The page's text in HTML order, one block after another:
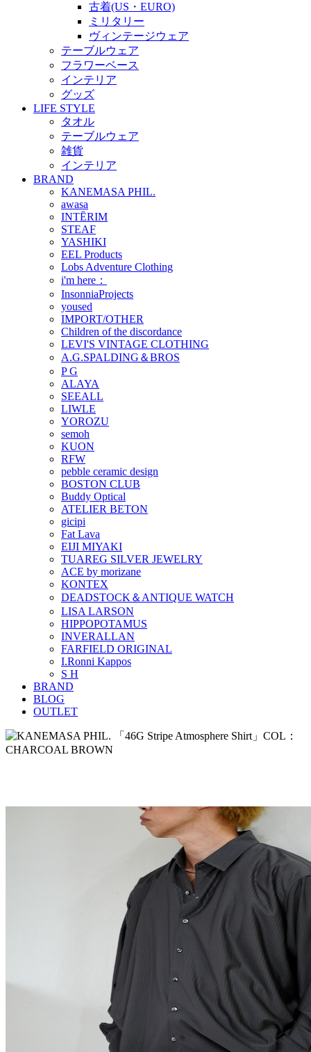
古着(US・EURO)
ミリタリー
ヴィンテージウェア
テーブルウェア
フラワーベース
インテリア
グッズ
LIFE STYLE
タオル
テーブルウェア
雑貨
インテリア
BRAND
KANEMASA PHIL.
awasa
INTĒRIM
STEAF
YASHIKI
EEL Products
Lobs Adventure Clothing
i'm here：
InsonniaProjects
yoused
IMPORT/OTHER
Children of the discordance
LEVI'S VINTAGE CLOTHING
A.G.SPALDING＆BROS
P G
ALAYA
SEEALL
LIWLE
YOROZU
semoh
KUON
RFW
pebble ceramic design
BOSTON CLUB
Buddy Optical
ATELIER BETON
gicipi
Fat Lava
EIJI MIYAKI
TUAREG SILVER JEWELRY
ACE by morizane
KONTEX
DEADSTOCK＆ANTIQUE WATCH
LISA LARSON
HIPPOPOTAMUS
INVERALLAN
FARFIELD ORIGINAL
I.Ronni Kappos
S H
BRAND
BLOG
OUTLET